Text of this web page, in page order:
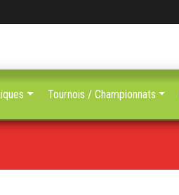
Tournois / Championnats